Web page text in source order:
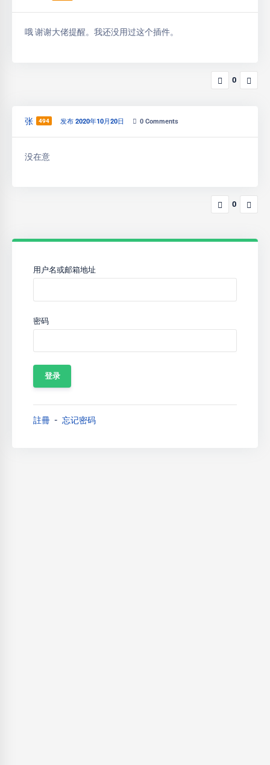
哦 谢谢大佬提醒。我还没用过这个插件。
0
张 494 发布 2020年10月20日 0 Comments
没在意
0
用户名或邮箱地址
密码
註冊 忘记密码